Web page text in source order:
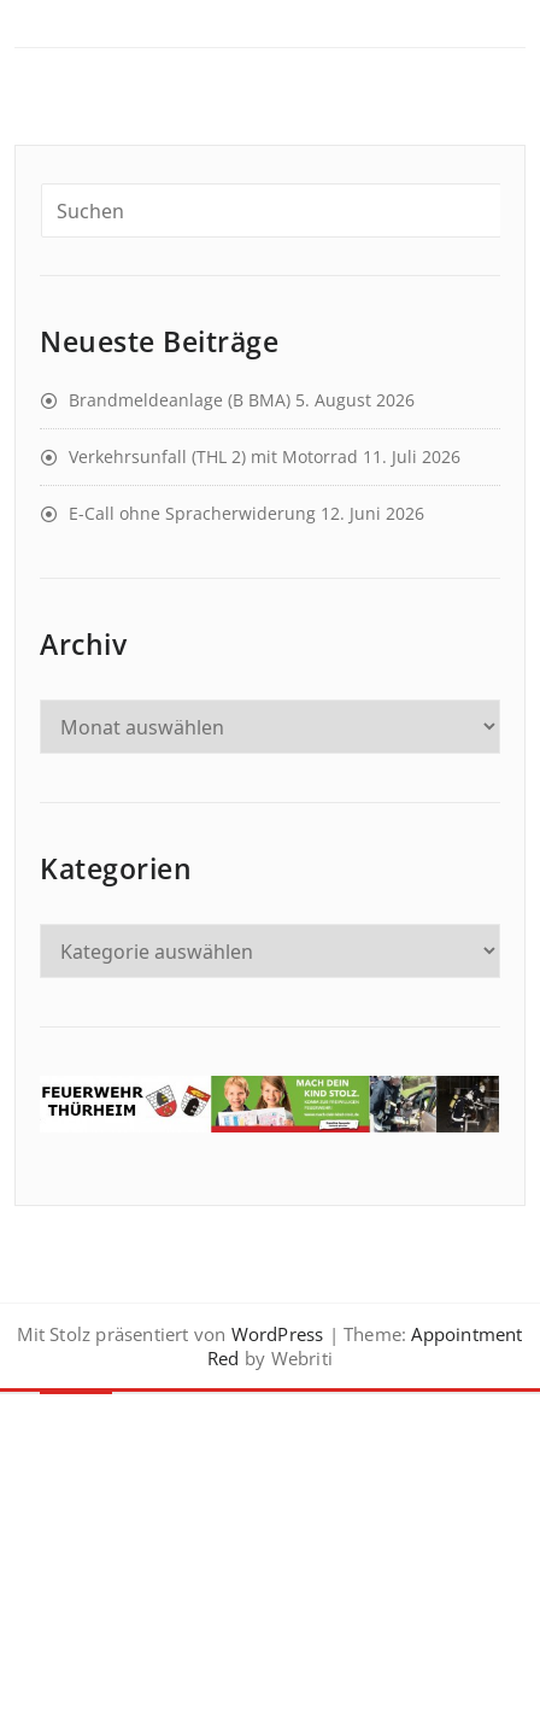
Neueste Beiträge
Brandmeldeanlage (B BMA) 5. August 2026
Verkehrsunfall (THL 2) mit Motorrad 11. Juli 2026
E-Call ohne Spracherwiderung 12. Juni 2026
Archiv
Kategorien
Mit Stolz präsentiert von WordPress | Theme: Appointment
Red by Webriti